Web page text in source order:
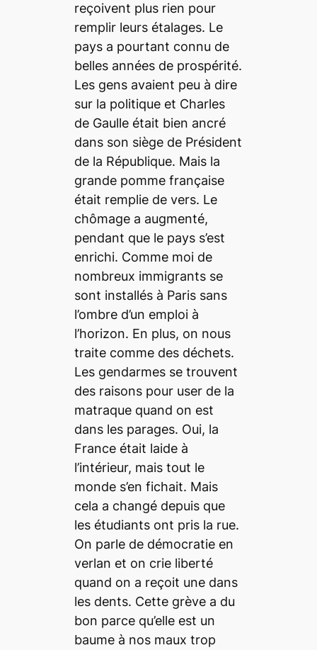
reçoivent plus rien pour
remplir leurs étalages. Le
pays a pourtant connu de
belles années de prospérité.
Les gens avaient peu à dire
sur la politique et Charles
de Gaulle était bien ancré
dans son siège de Président
de la République. Mais la
grande pomme française
était remplie de vers. Le
chômage a augmenté,
pendant que le pays s’est
enrichi. Comme moi de
nombreux immigrants se
sont installés à Paris sans
l’ombre d’un emploi à
l’horizon. En plus, on nous
traite comme des déchets.
Les gendarmes se trouvent
des raisons pour user de la
matraque quand on est
dans les parages. Oui, la
France était laide à
l’intérieur, mais tout le
monde s’en fichait. Mais
cela a changé depuis que
les étudiants ont pris la rue.
On parle de démocratie en
verlan et on crie liberté
quand on a reçoit une dans
les dents. Cette grève a du
bon parce qu’elle est un
baume à nos maux trop